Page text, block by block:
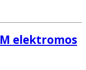
elektromos